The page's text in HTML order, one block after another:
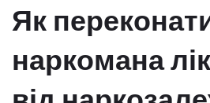
Як
наркомана